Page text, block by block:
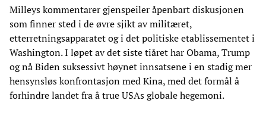
Milleys kommentarer gjenspeiler åpenbart diskusjonen
som finner sted i de øvre sjikt av militæret,
etterretningsapparatet og i det politiske etablissementet i
Washington. I løpet av det siste tiåret har Obama, Trump
og nå Biden suksessivt høynet innsatsene i en stadig mer
hensynsløs konfrontasjon med Kina, med det formål å
forhindre landet fra å true USAs globale hegemoni.